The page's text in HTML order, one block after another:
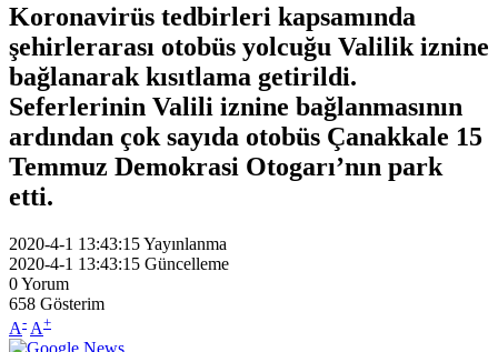
Koronavirüs tedbirleri kapsamında
şehirlerarası otobüs yolcuğu Valilik iznine
bağlanarak kısıtlama getirildi.
Seferlerinin Valili iznine bağlanmasının
ardından çok sayıda otobüs Çanakkale 15
Temmuz Demokrasi Otogarı’nın park
etti.
2020-4-1 13:43:15Yayınlanma
2020-4-1 13:43:15 Güncelleme
0Yorum
658 Gösterim
A- A+